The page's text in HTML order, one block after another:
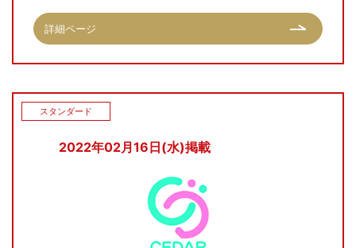
詳細ページ
2022年02月16日(水)掲載
スタンダード